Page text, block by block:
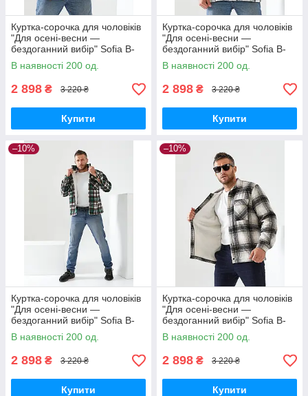
Куртка-сорочка для чоловіків
"Для осені-весни —
бездоганний вибір" Sofia B-
305 L, Коричневий
В наявності 200 од.
2 898 ₴ 3 220 ₴
Купити
Куртка-сорочка для чоловіків
"Для осені-весни —
бездоганний вибір" Sofia B-
305 L, Сірий
В наявності 200 од.
2 898 ₴ 3 220 ₴
Купити
–10%
Куртка-сорочка для чоловіків
"Для осені-весни —
бездоганний вибір" Sofia B-
305 L, Зелений
В наявності 200 од.
2 898 ₴ 3 220 ₴
Купити
–10%
Куртка-сорочка для чоловіків
"Для осені-весни —
бездоганний вибір" Sofia B-
305 L, Чорний
В наявності 200 од.
2 898 ₴ 3 220 ₴
Купити